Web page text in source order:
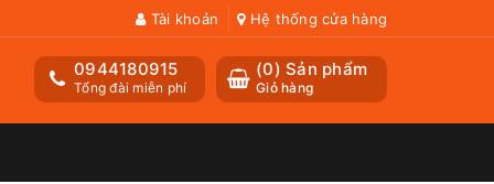
Tài khoản Hệ thống cửa hàng
(0) Sản phẩm
Giỏ hàng
0944180915
Tổng đài miễn phí